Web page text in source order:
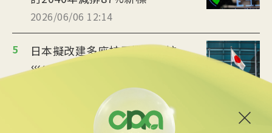
2026/06/06 12:14
5
日本擬改建多座核電機組 核
災後首提具體目標值
川普宣布振興煤炭業計畫 砸7